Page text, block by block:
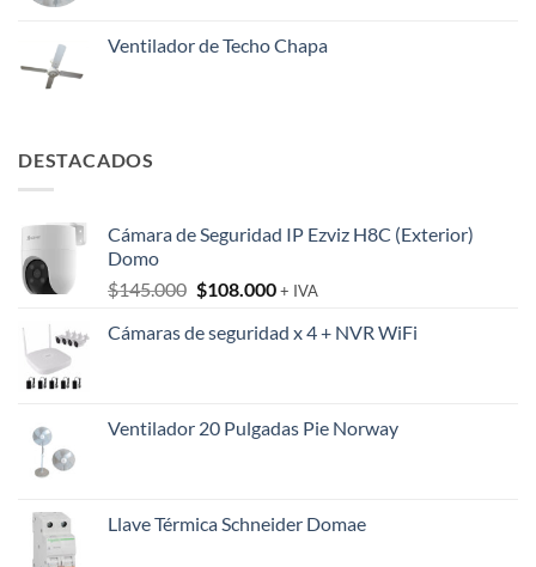
Ventilador de Techo Chapa
DESTACADOS
Cámara de Seguridad IP Ezviz H8C (Exterior)
Domo
$145.000 El
original
$108.000El
actual
+ IVA
Cámaras de seguridad x 4 + NVR WiFi
Ventilador 20 Pulgadas Pie Norway
Llave Térmica Schneider Domae